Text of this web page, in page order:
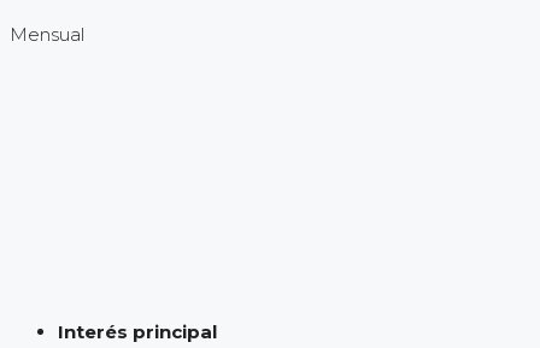
Mensual
Interés principal